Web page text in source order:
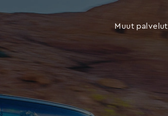
Muut palvelut